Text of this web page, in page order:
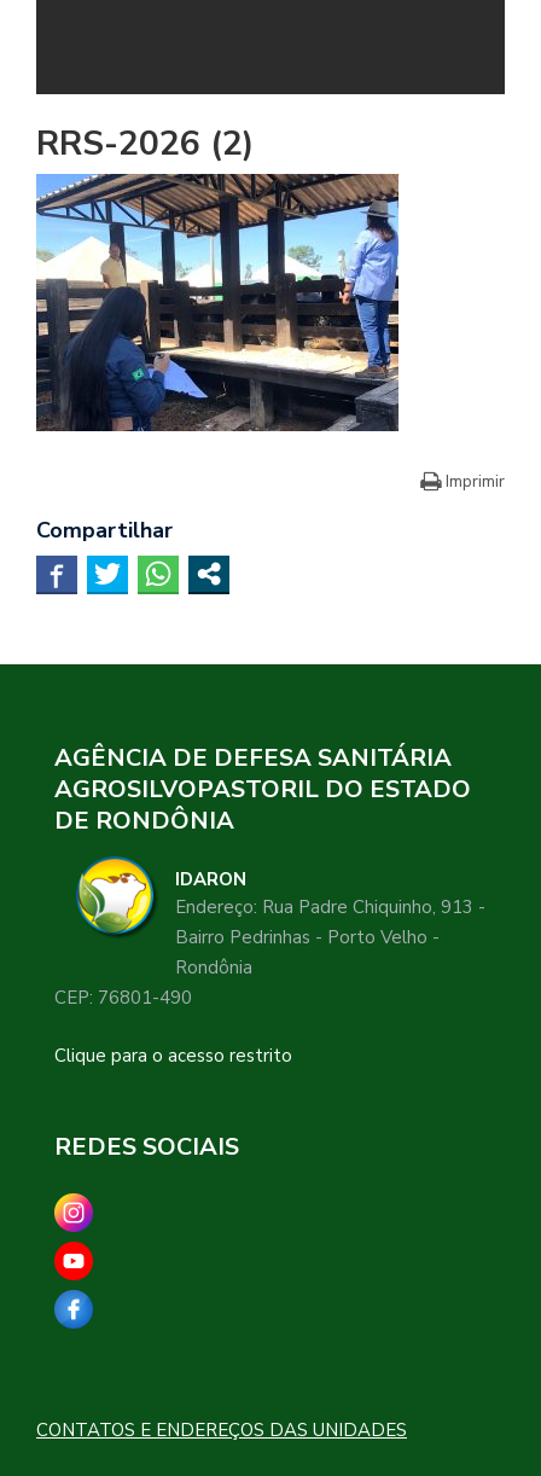
RRS-2026 (2)
Imprimir
Compartilhar
AGÊNCIA DE DEFESA SANITÁRIA
AGROSILVOPASTORIL DO ESTADO
DE RONDÔNIA
IDARON
Endereço: Rua Padre Chiquinho, 913 -
Bairro Pedrinhas - Porto Velho -
Rondônia
CEP: 76801-490
Clique para o acesso restrito
REDES SOCIAIS
CONTATOS E ENDEREÇOS DAS UNIDADES